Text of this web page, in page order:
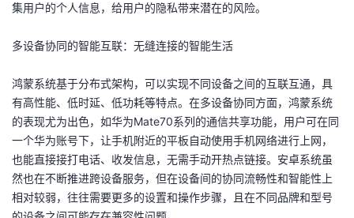
课
程
的
认
证
我
的
实
我
的
术
支
持
云
声
建
集用户的个人信息，给用户的隐私带来潜在的风险。
多设备协同的智能互联：无缝连接的智能生活
鸿蒙系统基于分布式架构，可以实现不同设备之间的互联互通，具
有高性能、低时延、低功耗等特点。在多设备协同方面，鸿蒙系统
的表现尤为出色，如华为Mate70系列的通信共享功能，用户可在同
一个华为账号下，让手机附近的平板自动使用手机网络进行上网，
也能直接接打电话、收发信息，无需手动开热点链接。安卓系统虽
然也在不断推进跨设备服务，但在设备间的协同流畅性和智能性上
相对较弱，往往需要更多的设置和操作步骤，且在不同品牌和型号